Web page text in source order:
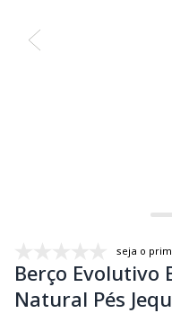
seja o
Berço Evolutivo
Natural Pés